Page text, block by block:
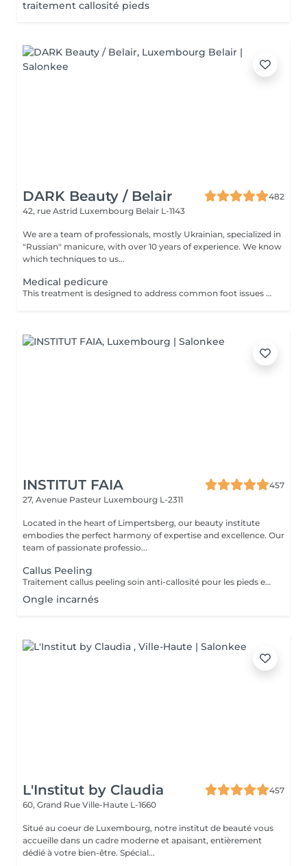
traitement callosité pieds
DARK Beauty / Belair
482
42, rue Astrid Luxembourg Belair L-1143
We are a team of professionals, mostly Ukrainian, specialized in
"Russian" manicure, with over 10 years of experience. We know
which techniques to us...
Medical pedicure
This treatment is designed to address common foot issues such as cracks, calluses, corns, ingrown toenail correction... All managed with precision by our sepcialist. Service content: -Initial assessment of the foot condition -Hygienic cleansing and softening of the skin -Removal of hardened or thickened areas -Detailed nail care and reshaping -Targeted treatment of problem zones -Application of a therapeutic foot cream
INSTITUT FAIA
457
27, Avenue Pasteur Luxembourg L-2311
Located in the heart of Limpertsberg, our beauty institute
embodies the perfect harmony of expertise and excellence. Our
team of passionate professio...
Callus Peeling
Traitement callus peeling soin anti-callosité pour les pieds en seulement 15 minutes CALLUSPEELING permet d'éliminer facilement, sans lames ni cutters, les callosités et les fissures, donnant aux pieds une incroyable douceur et une sensation infinie de légèreté.
Ongle incarnés
L'Institut by Claudia
457
60, Grand Rue Ville-Haute L-1660
Situé au coeur de Luxembourg, notre institut de beauté vous
accueille dans un cadre moderne et apaisant, entièrement
dédié à votre bien-être. Spécial...